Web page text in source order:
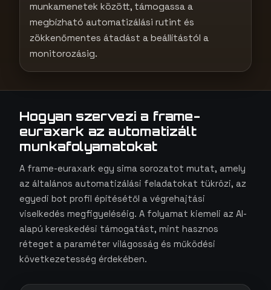
munkamenetek között, támogassa a
megbízható automatizálási rutint és
zökkenőmentes átadást a beállítástól a
monitorozásig.
Hogyan szervezi a frame-
euraxark az automatizált
munkafolyamatokat
A frame-euraxark egy sima sorozatot mutat, amely
az általános automatizálási feladatokat tükrözi, az
egyedi bot profil építésétől a végrehajtási
viselkedés megfigyeléséig. A folyamat kiemeli az AI-
alapú kereskedési támogatást, mint hasznos
réteget a paraméter világosság és működési
következetesség érdekében.